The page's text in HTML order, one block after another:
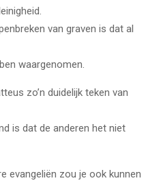
van graven is dat al
waargenomen.
zo’n duidelijk teken van
is dat de anderen het niet
evangeliën zou je ook kunnen